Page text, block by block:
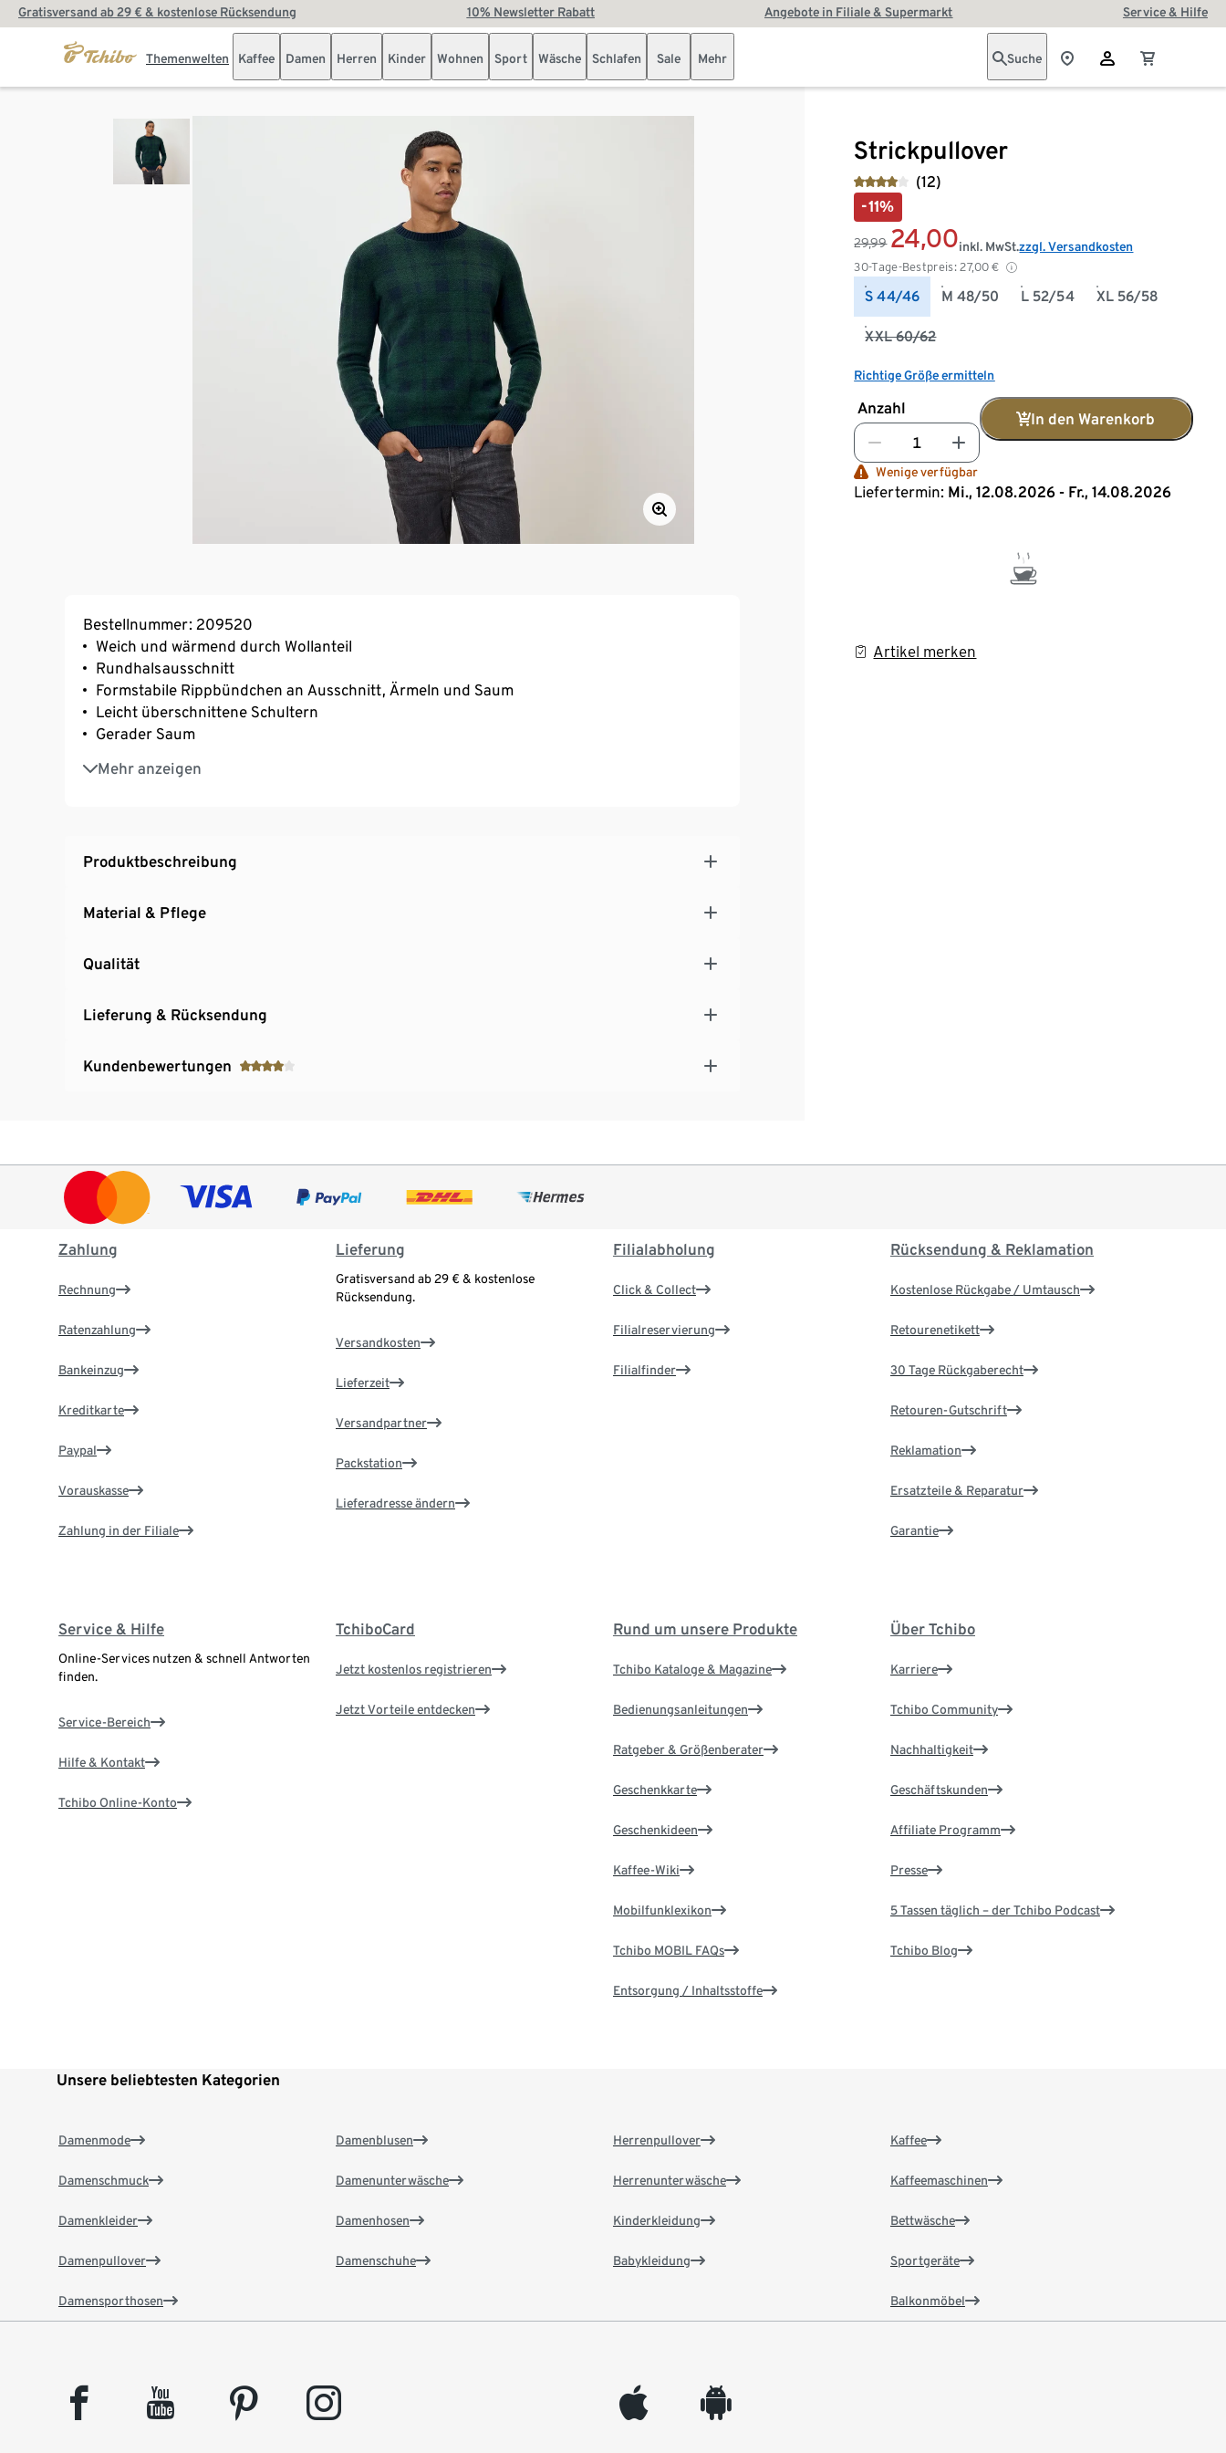
Gratisversand ab 29 € & kostenlose Rücksendung 10% Newsletter Rabatt Angebote in Filiale & Supermarkt Service & Hilfe
Themenwelten Kaffee Damen Herren Kinder Wohnen Sport Wäsche Schlafen Sale Mehr Suche
Strickpullover
(12)
-11%
29,99 24,00
30-Tage-Bestpreis: 27,00 €
inkl. MwSt.zzgl. Versandkosten
S 44/46 M 48/50 L 52/54 XL 56/58
XXL 60/62
Richtige Größe ermitteln
Anzahl
In den Warenkorb
Wenige verfügbar
Liefertermin: Mi., 12.08.2026 - Fr., 14.08.2026
Artikel merken
Bestellnummer: 209520
Weich und wärmend durch Wollanteil
Rundhalsausschnitt
Formstabile Rippbündchen an Ausschnitt, Ärmeln und Saum
Leicht überschnittene Schultern
Gerader Saum
Mehr anzeigen
Dieses Produkt beinhaltet 6% RWS-zertifizierte Wolle, zertifiziert durch CU 809415
Produktbeschreibung
Material & Pflege
Qualität
Lieferung & Rücksendung
Kundenbewertungen
Zahlung
Rechnung
Ratenzahlung
Bankeinzug
Kreditkarte
Paypal
Vorauskasse
Zahlung in der Filiale
Lieferung
Gratisversand ab 29 € & kostenlose
Rücksendung.
Versandkosten
Lieferzeit
Versandpartner
Packstation
Lieferadresse ändern
Filialabholung
Click & Collect
Filialreservierung
Filialfinder
Rücksendung & Reklamation
Kostenlose Rückgabe / Umtausch
Retourenetikett
30 Tage Rückgaberecht
Retouren-Gutschrift
Reklamation
Ersatzteile & Reparatur
Garantie
Service & Hilfe
Online-Services nutzen & schnell Antworten
finden.
Service-Bereich
Hilfe & Kontakt
Tchibo Online-Konto
TchiboCard
Jetzt kostenlos registrieren
Jetzt Vorteile entdecken
Rund um unsere Produkte
Tchibo Kataloge & Magazine
Bedienungsanleitungen
Ratgeber & Größenberater
Geschenkkarte
Geschenkideen
Kaffee-Wiki
Mobilfunklexikon
Tchibo MOBIL FAQs
Entsorgung / Inhaltsstoffe
Über Tchibo
Karriere
Tchibo Community
Nachhaltigkeit
Geschäftskunden
Affiliate Programm
Presse
5 Tassen täglich – der Tchibo Podcast
Tchibo Blog
Unsere beliebtesten Kategorien
Damenmode
Damenschmuck
Damenkleider
Damenpullover
Damensporthosen
Damenblusen
Damenunterwäsche
Damenhosen
Damenschuhe
Herrenpullover
Herrenunterwäsche
Kinderkleidung
Babykleidung
Kaffee
Kaffeemaschinen
Bettwäsche
Sportgeräte
Balkonmöbel
facebook youtube pinterest instagram appleinc android